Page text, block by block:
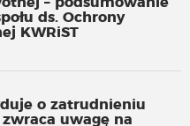
– podsumowanie
ds. Ochrony
KWRiST
o zatrudnieniu
zwraca uwagę na